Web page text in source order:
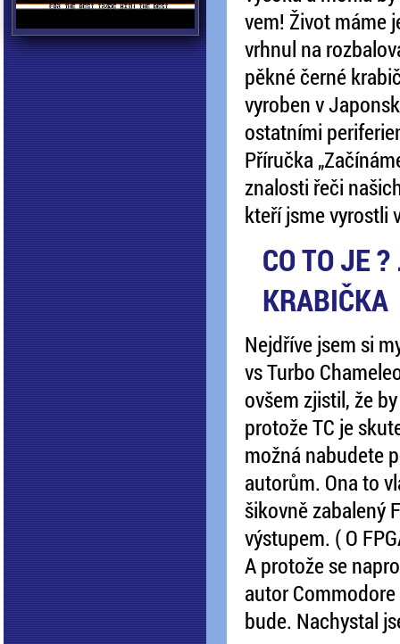
vem! Život máme
vrhnul na
pěkné černé
vyroben v
ostatními
Příručka
znalosti řeči
kteří jsme vyrostli
CO TO JE
KRABIČKA
Nejdříve jsem si
vs Turbo
ovšem zjistil, že
protože TC je
možná nabudete
autorům. Ona to
šikovně zabalený
výstupem. ( O
A protože se
autor
bude. Nachystal